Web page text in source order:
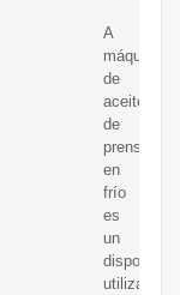
A
máquina
de
aceite
de
prensa
en
frío
es
un
dispositivo
utilizado